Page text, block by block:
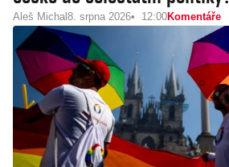
Aleš Michal 8. srpna 2026 12:00Komentáře